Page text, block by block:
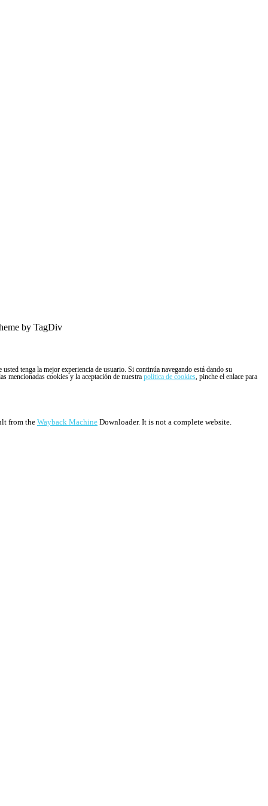
by TagDiv
tenga la mejor experiencia de usuario. Si continúa navegando está dando su
mencionadas cookies y la aceptación de nuestra política de cookies, pinche el enlace para
from the Wayback Machine Downloader. It is not a complete website.